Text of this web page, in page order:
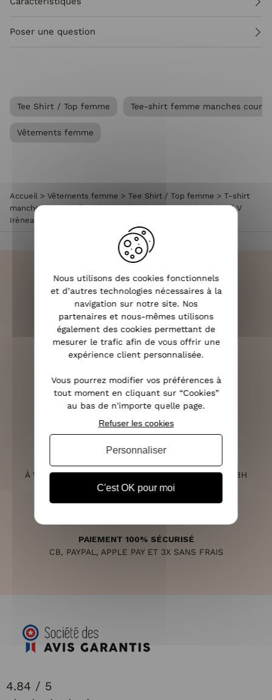
Poser une question
Tee Shirt / Top femme Tee-shirt femme manches
Vêtements femme
Accueil > Vêtements femme > Tee Shirt / Top femme > T-shirt
manches courtes femme >T-Shirt femme uni kaki clair col V
Irènea
LIVRAISON RAPIDE
OFFERTE DÈS 70€
RETOURS SOUS 14 JOURS
(VOIR LES CONDITIONS)
À VOTRE ÉCOUTE DU LUNDI AU SAMEDI DE 10H À 18H
PAIEMENT 100% SÉCURISÉ
CB, PAYPAL, APPLE PAY ET 3X SANS FRAIS
4.84 / 5
Nous utilisons des cookies fonctionnels
et d’autres technologies nécessaires à la
navigation sur notre site. Nos
partenaires et nous-mêmes utilisons
également des cookies permettant de
mesurer le trafic afin de vous offrir une
expérience client personnalisée.
Vous pourrez modifier vos préférences à
tout moment en cliquant sur “Cookies”
au bas de n'importe quelle page.
C'est OK pour moi
Refuser les cookies
Personnaliser